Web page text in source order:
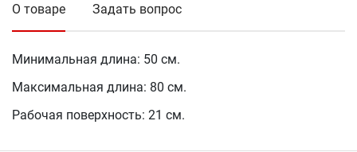
О товаре Задать вопрос
Минимальная длина: 50 см.
Максимальная длина: 80 см.
Рабочая поверхность: 21 см.